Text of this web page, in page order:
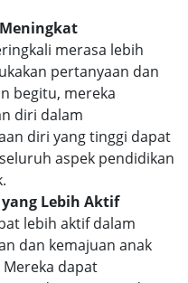
merasa lebih
pertanyaan dan
begitu, mereka
diri dalam
diri yang tinggi dapat
aspek pendidikan
Lebih Aktif
lebih aktif dalam
dan kemajuan anak
dapat